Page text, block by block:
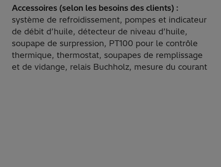
Accessoires (selon les besoins des clients) :
système de refroidissement, pompes et indicateur
de débit d’huile, détecteur de niveau d’huile,
soupape de surpression, PT100 pour le contrôle
thermique, thermostat, soupapes de remplissage
et de vidange, relais Buchholz, mesure du courant